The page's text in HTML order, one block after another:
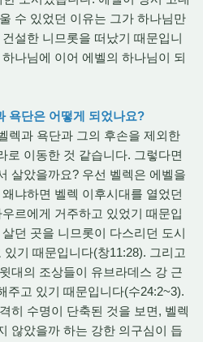
수 있었던 이유는 그가 하나님만
설한 니므롯을 떠났기 때문입니
나님에 이어 에벨의 하나님이 되
욕단은 어떻게 되었나요?
렉과 욕단과 그의 후손을 제외한
로 이동한 것 같습니다. 그렇다면
살았을까요? 우선 벨렉은 에벨을
냐하면 벨렉 이후시대를 열었던
르에게 거주하고 있었기 때문입
던 곳을 니므롯이 다스리던 도시
기 때문입니다(창11:28). 그리고
대의 조상들이 유브라데스 강 근
주고 있기 때문입니다(수24:2~3).
히 수명이 단축된 것을 보면, 벨렉
않았을까 하는 강한 의구심이 듭